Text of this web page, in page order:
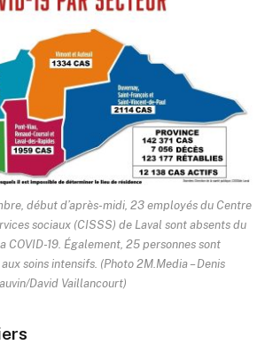
début d’après-midi, 23 employés du Centre
sociaux (CISSS) de Laval sont absents du
COVID-19. Également, 25 personnes sont
soins intensifs. (Photo 2M.Media – Denis
David Vaillancourt)